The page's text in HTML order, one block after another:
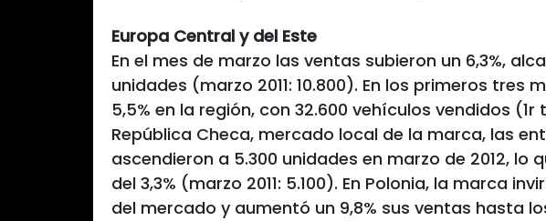
Europa Central y del Este
En el mes de marzo las ventas subieron un 6,3%,
unidades (marzo 2011: 10.800). En los primeros tres
5,5% en la región, con 32.600 vehículos vendidos (1r
República Checa, mercado local de la marca, las
ascendieron a 5.300 unidades en marzo de 2012, lo
del 3,3% (marzo 2011: 5.100). En Polonia, la marca
del mercado y aumentó un 9,8% sus ventas hasta